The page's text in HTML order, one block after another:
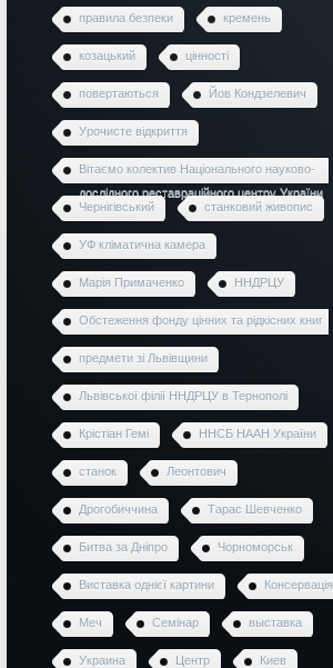
правила безпеки кремень
козацький цінності
повертаються Йов Кондзелевич
Урочисте відкриття
Вітаємо колектив Національного науково-
дослідного реставраційного центру України
Чернігівський
станковий живопис
УФ кліматична камера
Марія Примаченко ННДРЦУ
Обстеження фонду цінних та рідкісних книг
предмети зі Львівщини
Львівської філії ННДРЦУ в Тернополі
Крістіан Гемі ННСБ НААН України
станок Леонтович
Дрогобиччина Тарас Шевченко
Битва за Дніпро Чорноморськ
Виставка однієї картини Консервація
Меч Семінар выставка
Украина Центр Киев